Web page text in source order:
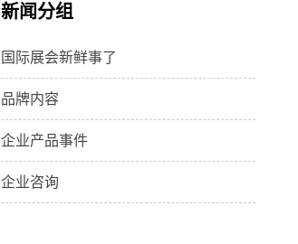
新闻分组
国际展会新鲜事了
品牌内容
企业产品事件
企业咨询